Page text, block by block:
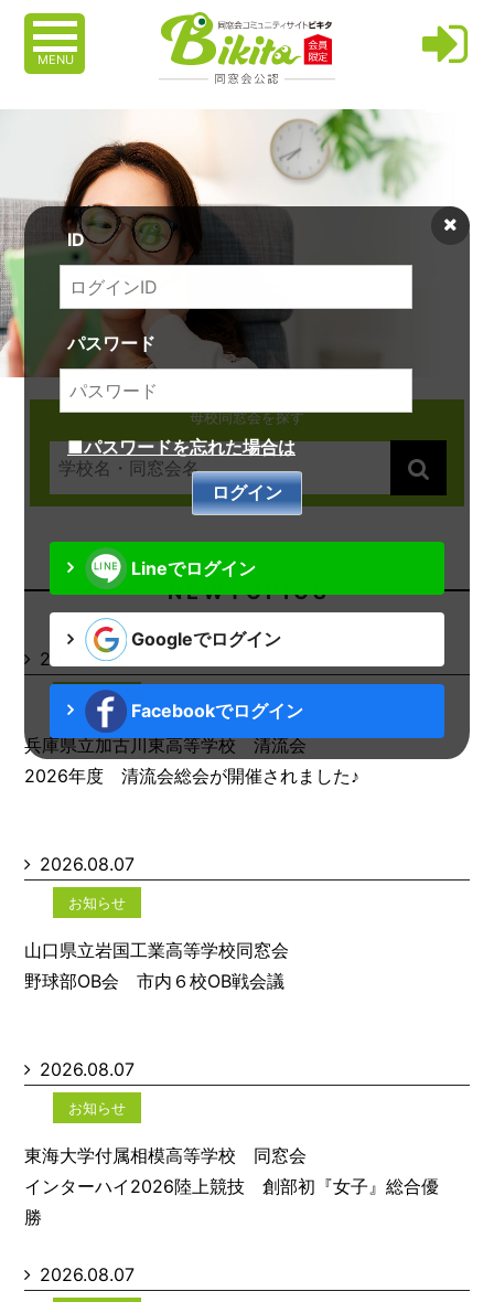
MENU
ID
パスワード
■パスワードを忘れた場合は
Lineでログイン
Googleでログイン
Facebookでログイン
母校同窓会を探す
N E W T O P I C S
2026.08.07
お知らせ
兵庫県立加古川東高等学校 清流会
2026年度 清流会総会が開催されました♪
2026.08.07
お知らせ
山口県立岩国工業高等学校同窓会
野球部OB会 市内６校OB戦会議
2026.08.07
お知らせ
東海大学付属相模高等学校 同窓会
インターハイ2026陸上競技 創部初『女子』総合優
勝
2026.08.07